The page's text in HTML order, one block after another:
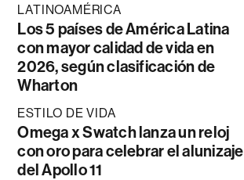
LATINOAMÉRICA
Los 5 países de América Latina
con mayor calidad de vida en
2026, según clasificación de
Wharton
ESTILO DE VIDA
Omega x Swatch lanza un reloj
con oro para celebrar el alunizaje
del Apollo 11